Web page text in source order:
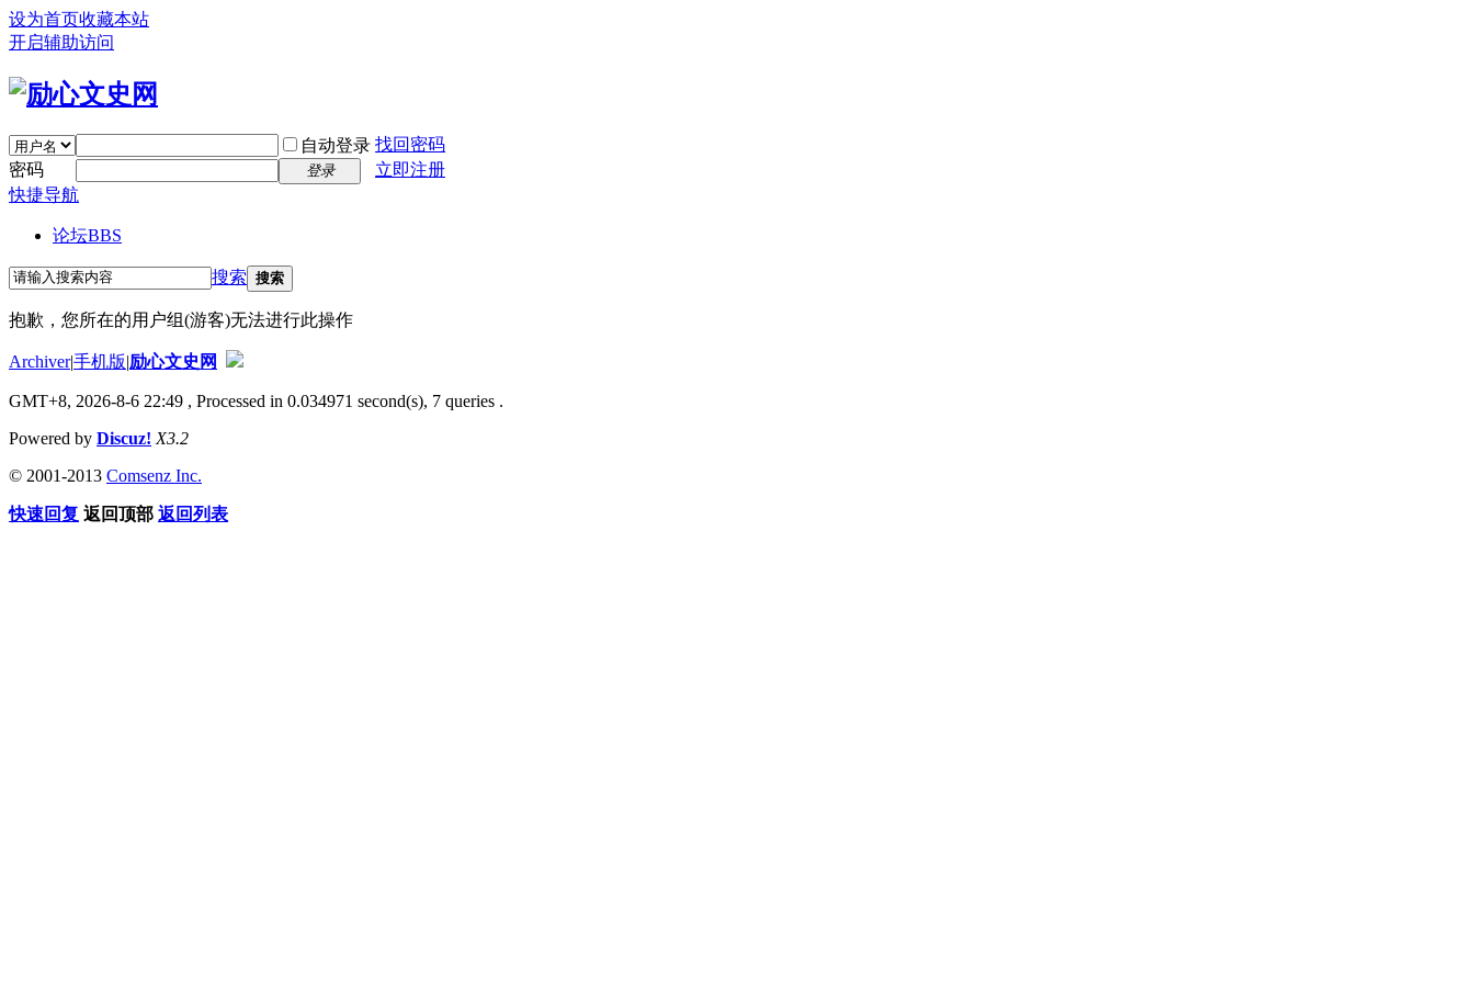
设为首页收藏本站
开启辅助访问
自动登录 找回密码
密码
登录
立即注册
快捷导航
论坛BBS
搜索 搜索
抱歉，您所在的用户组(游客)无法进行此操作
Archiver|手机版|励心文史网
GMT+8, 2026-8-6 22:49 , Processed in 0.034971 second(s), 7 queries .
Powered by Discuz! X3.2
© 2001-2013 Comsenz Inc.
快速回复 返回顶部 返回列表